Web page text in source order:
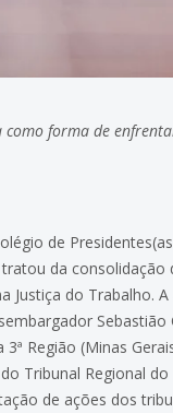
forma de
de
da
Justiça do Trabalho.
Sebastião
Região (Minas
Tribunal Regional
de ações dos